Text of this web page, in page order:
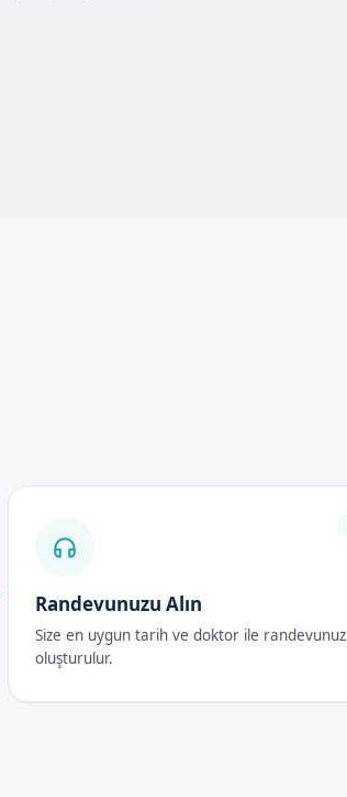
aldıktan sonra, uzman
dikkate alınarak
ulaşabilirsiniz.
sünnet bölgesini temiz
çocukların 1-2 hafta içerisinde
Randevunuzu Alın
Size en uygun tarih ve doktor ile randevunuz
oluşturulur.